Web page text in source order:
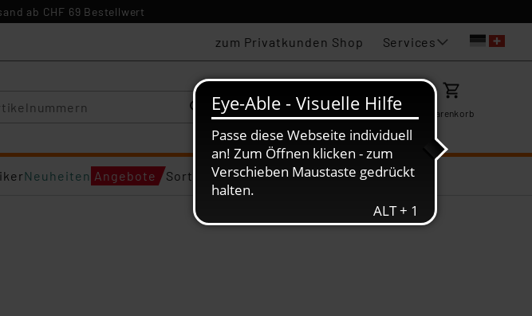
ab CHF 69 Bestellwert
zum Privatkunden Shop Services
KarriereMein ELV Merkzettel Warenkorb
Neuheiten Angebote Sortiments-Deals